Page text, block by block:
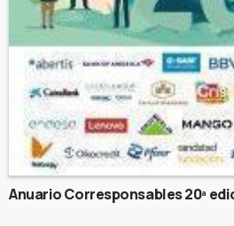
Anuario Corresponsables 20ª